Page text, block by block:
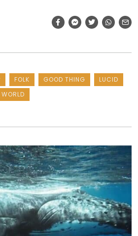
FOLK GOOD THING
LUCID
WORLD